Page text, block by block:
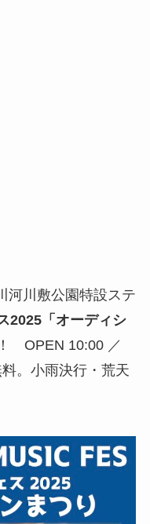
河川敷公園特設ステ
2025「オーディシ
OPEN 10:00 ／
。小雨決行・荒天